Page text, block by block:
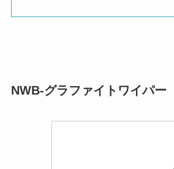
NWB-グラファイトワイパー